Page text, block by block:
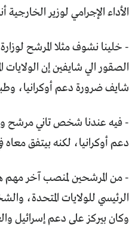
الأداء الإجرامي لوزير
- خلينا نشوف مثلا المرشح
الصقور الي شايفين إن
شايف ضرورة دعم أوكرانيا،
- فيه عندنا شخص تاني مرشح
دعم أوكرانيا، لكنه بيتفق
- من المرشحين لمنصب آخر مهم
الرئيسي للولايات المتحدة،
وكان بيركز على دعم إسرائيل